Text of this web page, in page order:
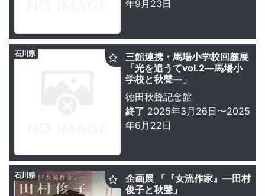
年9月23日
三館連携・馬場小学校回顧展
「光を追うてvol.2―馬場小
学校と秋聲―」
徳田秋聲記念館
終了 2025年3月26日〜2025
年6月22日
石川県
企画展 「『女流作家』―田村
俊子と秋聲」
石川県